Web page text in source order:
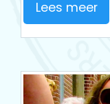
Lees meer